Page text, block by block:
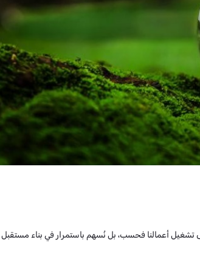
تشغيل أعمالنا فحسب، بل نُسهم باستمرار في بناء